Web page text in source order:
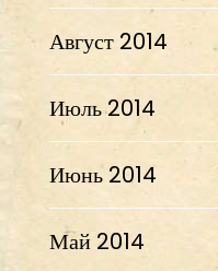
Август 2014
Июль 2014
Июнь 2014
Май 2014